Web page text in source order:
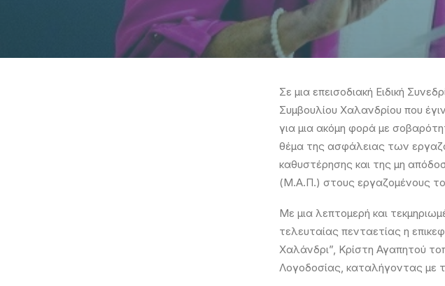
Σε μια επεισοδιακή Ειδική
Συμβουλίου Χαλανδρίου που
για μια ακόμη φορά με
θέμα της ασφάλειας των
καθυστέρησης και της μη
(Μ.Α.Π.) στους εργαζομένους
Με μια λεπτομερή και
τελευταίας πενταετίας η
Χαλάνδρι”, Κρίστη Αγαπητού
Λογοδοσίας, καταλήγοντας με